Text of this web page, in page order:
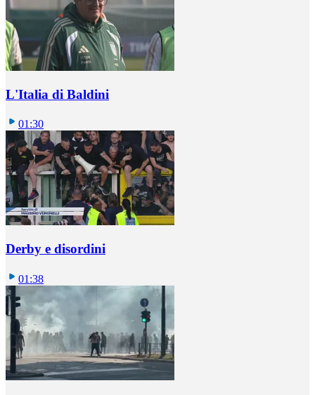
L'Italia di Baldini
01:30
Derby e disordini
01:38